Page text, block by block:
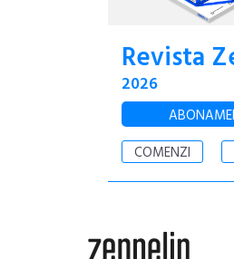
Revista
2026
COMENZI